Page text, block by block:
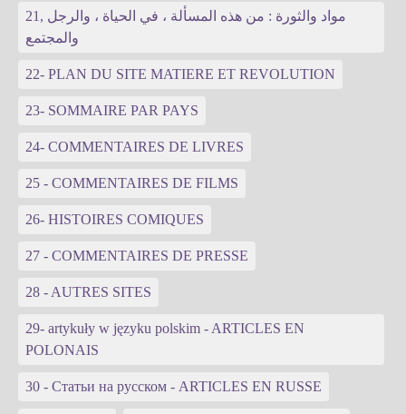
21, مواد والثورة : من هذه المسألة ، في الحياة ، والرجل
والمجتمع
22- PLAN DU SITE MATIERE ET REVOLUTION
23- SOMMAIRE PAR PAYS
24- COMMENTAIRES DE LIVRES
25 - COMMENTAIRES DE FILMS
26- HISTOIRES COMIQUES
27 - COMMENTAIRES DE PRESSE
28 - AUTRES SITES
29- artykuły w języku polskim - ARTICLES EN
POLONAIS
30 - Статьи на русском - ARTICLES EN RUSSE